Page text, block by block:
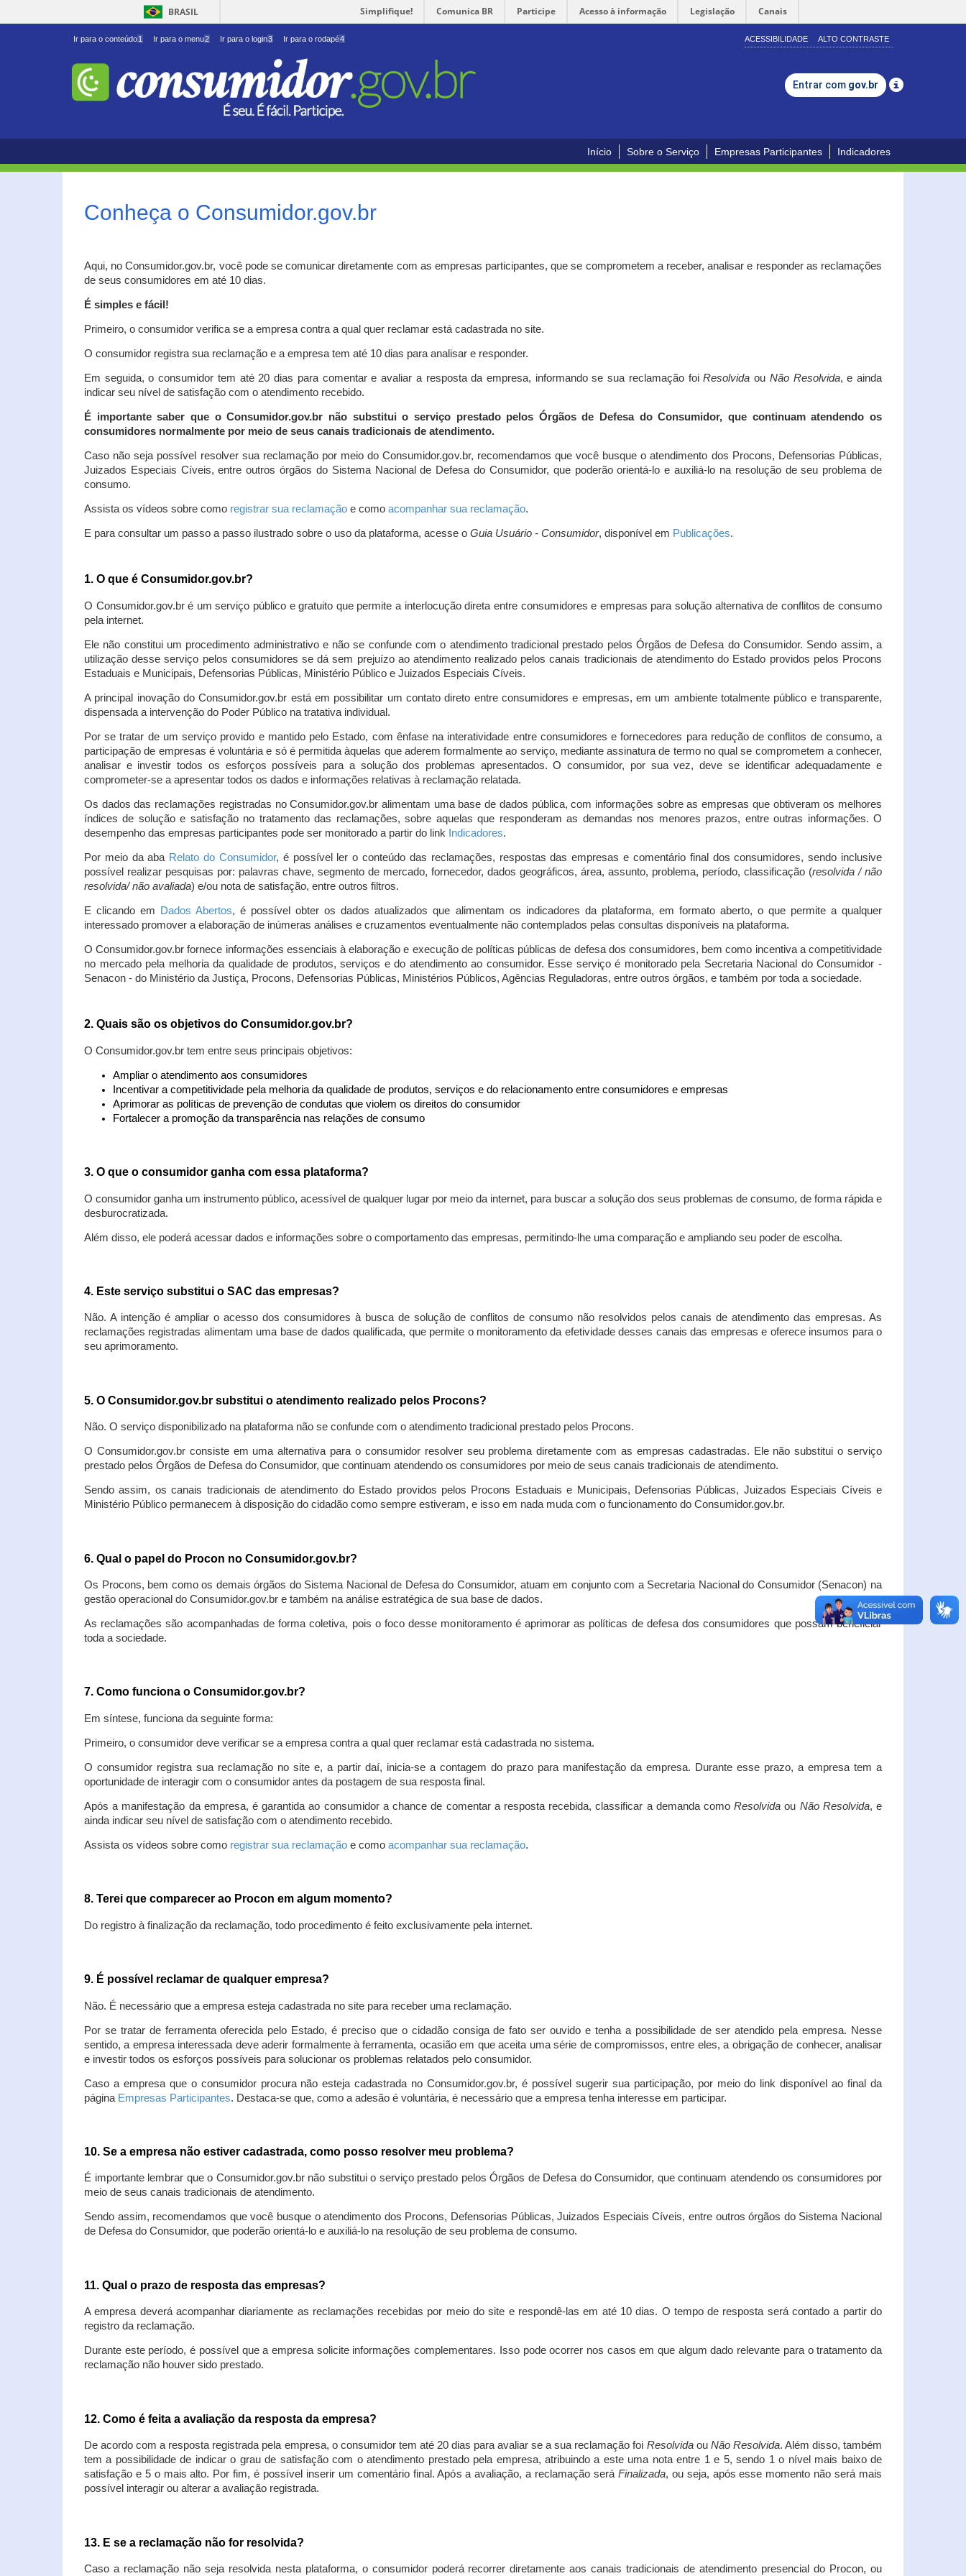
BRASIL Simplifique! Comunica BR Participe Acesso à informação Legislação Canais
Ir para o conteúdo1 Ir para o menu2 Ir para o login3 Ir para o rodapé4 ACESSIBILIDADE ALTO CONTRASTE
Entrar com gov.br
Início Sobre o Serviço Empresas Participantes Indicadores
Conheça o Consumidor.gov.br
Aqui, no Consumidor.gov.br, você pode se comunicar diretamente com as empresas participantes, que se comprometem a receber, analisar e responder as reclamações
de seus consumidores em até 10 dias.
É simples e fácil!
Primeiro, o consumidor verifica se a empresa contra a qual quer reclamar está cadastrada no site.
O consumidor registra sua reclamação e a empresa tem até 10 dias para analisar e responder.
Em seguida, o consumidor tem até 20 dias para comentar e avaliar a resposta da empresa, informando se sua reclamação foiResolvida ou Não Resolvida, e ainda
indicar seu nível de satisfação com o atendimento recebido.
É importante saber que o Consumidor.gov.br não substitui o serviço prestado pelos Órgãos de Defesa do Consumidor, que continuam atendendo os
consumidores normalmente por meio de seus canais tradicionais de atendimento.
Caso não seja possível resolver sua reclamação por meio do Consumidor.gov.br, recomendamos que você busque o atendimento dos Procons, Defensorias Públicas,
Juizados Especiais Cíveis, entre outros órgãos do Sistema Nacional de Defesa do Consumidor, que poderão orientá-lo e auxiliá-lo na resolução de seu problema de
consumo.
Assista os vídeos sobre como registrar sua reclamação e como acompanhar sua reclamação.
E para consultar um passo a passo ilustrado sobre o uso da plataforma, acesse o Guia Usuário - Consumidor, disponível em Publicações.
1. O que é Consumidor.gov.br?
O Consumidor.gov.br é um serviço público e gratuito que permite a interlocução direta entre consumidores e empresas para solução alternativa de conflitos de consumo
pela internet.
Ele não constitui um procedimento administrativo e não se confunde com o atendimento tradicional prestado pelos Órgãos de Defesa do Consumidor. Sendo assim, a
utilização desse serviço pelos consumidores se dá sem prejuízo ao atendimento realizado pelos canais tradicionais de atendimento do Estado providos pelos Procons
Estaduais e Municipais, Defensorias Públicas, Ministério Público e Juizados Especiais Cíveis.
A principal inovação do Consumidor.gov.br está em possibilitar um contato direto entre consumidores e empresas, em um ambiente totalmente público e transparente,
dispensada a intervenção do Poder Público na tratativa individual.
Por se tratar de um serviço provido e mantido pelo Estado, com ênfase na interatividade entre consumidores e fornecedores para redução de conflitos de consumo, a
participação de empresas é voluntária e só é permitida àquelas que aderem formalmente ao serviço, mediante assinatura de termo no qual se comprometem a conhecer,
analisar e investir todos os esforços possíveis para a solução dos problemas apresentados. O consumidor, por sua vez, deve se identificar adequadamente e
comprometer-se a apresentar todos os dados e informações relativas à reclamação relatada.
Os dados das reclamações registradas no Consumidor.gov.br alimentam uma base de dados pública, com informações sobre as empresas que obtiveram os melhores
índices de solução e satisfação no tratamento das reclamações, sobre aquelas que responderam as demandas nos menores prazos, entre outras informações. O
desempenho das empresas participantes pode ser monitorado a partir do link
Indicadores.
Por meio da aba Relato do Consumidor, é possível ler o conteúdo das reclamações, respostas das empresas e comentário final dos consumidores, sendo inclusive
possível realizar pesquisas por: palavras chave, segmento de mercado, fornecedor, dados geográficos, área, assunto, problema, período, classificação (resolvida / não
resolvida/ não avaliada) e/ou nota de satisfação, entre outros filtros.
E clicando em Dados Abertos, é possível obter os dados atualizados que alimentam os indicadores da plataforma, em formato aberto, o que permite a qualquer
interessado promover a elaboração de inúmeras análises e cruzamentos eventualmente não contemplados pelas consultas disponíveis na plataforma.
O Consumidor.gov.br fornece informações essenciais à elaboração e execução de políticas públicas de defesa dos consumidores, bem como incentiva a competitividade
no mercado pela melhoria da qualidade de produtos, serviços e do atendimento ao consumidor. Esse serviço é monitorado pela Secretaria Nacional do Consumidor -
Senacon - do Ministério da Justiça, Procons, Defensorias Públicas, Ministérios Públicos, Agências Reguladoras, entre outros órgãos, e também por toda a sociedade.
2. Quais são os objetivos do Consumidor.gov.br?
O Consumidor.gov.br tem entre seus principais objetivos:
Ampliar o atendimento aos consumidores
Incentivar a competitividade pela melhoria da qualidade de produtos, serviços e do relacionamento entre consumidores e empresas
Aprimorar as políticas de prevenção de condutas que violem os direitos do consumidor
Fortalecer a promoção da transparência nas relações de consumo
3. O que o consumidor ganha com essa plataforma?
O consumidor ganha um instrumento público, acessível de qualquer lugar por meio da internet, para buscar a solução dos seus problemas de consumo, de forma rápida e
desburocratizada.
Além disso, ele poderá acessar dados e informações sobre o comportamento das empresas, permitindo-lhe uma comparação e ampliando seu poder de escolha.
4. Este serviço substitui o SAC das empresas?
Não. A intenção é ampliar o acesso dos consumidores à busca de solução de conflitos de consumo não resolvidos pelos canais de atendimento das empresas. As
reclamações registradas alimentam uma base de dados qualificada, que permite o monitoramento da efetividade desses canais das empresas e oferece insumos para o
seu aprimoramento.
5. O Consumidor.gov.br substitui o atendimento realizado pelos Procons?
Não. O serviço disponibilizado na plataforma não se confunde com o atendimento tradicional prestado pelos Procons.
O Consumidor.gov.br consiste em uma alternativa para o consumidor resolver seu problema diretamente com as empresas cadastradas. Ele não substitui o serviço
prestado pelos Órgãos de Defesa do Consumidor, que continuam atendendo os consumidores por meio de seus canais tradicionais de atendimento.
Sendo assim, os canais tradicionais de atendimento do Estado providos pelos Procons Estaduais e Municipais, Defensorias Públicas, Juizados Especiais Cíveis e
Ministério Público permanecem à disposição do cidadão como sempre estiveram, e isso em nada muda com o funcionamento do Consumidor.gov.br.
6. Qual o papel do Procon no Consumidor.gov.br?
Os Procons, bem como os demais órgãos do Sistema Nacional de Defesa do Consumidor, atuam em conjunto com a Secretaria Nacional do Consumidor (Senacon) na
gestão operacional do Consumidor.gov.br e também na análise estratégica de sua base de dados.
As reclamações são acompanhadas de forma coletiva, pois o foco desse monitoramento é aprimorar as políticas de defesa dos consumidores que possam beneficiar
toda a sociedade.
7. Como funciona o Consumidor.gov.br?
Em síntese, funciona da seguinte forma:
Primeiro, o consumidor deve verificar se a empresa contra a qual quer reclamar está cadastrada no sistema.
O consumidor registra sua reclamação no site e, a partir daí, inicia-se a contagem do prazo para manifestação da empresa. Durante esse prazo, a empresa tem a
oportunidade de interagir com o consumidor antes da postagem de sua resposta final.
Após a manifestação da empresa, é garantida ao consumidor a chance de comentar a resposta recebida, classificar a demanda comoResolvida ou Não Resolvida, e
ainda indicar seu nível de satisfação com o atendimento recebido.
Assista os vídeos sobre como registrar sua reclamação e como acompanhar sua reclamação.
8. Terei que comparecer ao Procon em algum momento?
Do registro à finalização da reclamação, todo procedimento é feito exclusivamente pela internet.
9. É possível reclamar de qualquer empresa?
Não. É necessário que a empresa esteja cadastrada no site para receber uma reclamação.
Por se tratar de ferramenta oferecida pelo Estado, é preciso que o cidadão consiga de fato ser ouvido e tenha a possibilidade de ser atendido pela empresa. Nesse
sentido, a empresa interessada deve aderir formalmente à ferramenta, ocasião em que aceita uma série de compromissos, entre eles, a obrigação de conhecer, analisar
e investir todos os esforços possíveis para solucionar os problemas relatados pelo consumidor.
Caso a empresa que o consumidor procura não esteja cadastrada no Consumidor.gov.br, é possível sugerir sua participação, por meio do link disponível ao final da
página Empresas Participantes. Destaca-se que, como a adesão é voluntária, é necessário que a empresa tenha interesse em participar.
10. Se a empresa não estiver cadastrada, como posso resolver meu problema?
É importante lembrar que o Consumidor.gov.br não substitui o serviço prestado pelos Órgãos de Defesa do Consumidor, que continuam atendendo os consumidores por
meio de seus canais tradicionais de atendimento.
Sendo assim, recomendamos que você busque o atendimento dos Procons, Defensorias Públicas, Juizados Especiais Cíveis, entre outros órgãos do Sistema Nacional
de Defesa do Consumidor, que poderão orientá-lo e auxiliá-lo na resolução de seu problema de consumo.
11. Qual o prazo de resposta das empresas?
A empresa deverá acompanhar diariamente as reclamações recebidas por meio do site e respondê-las em até 10 dias. O tempo de resposta será contado a partir do
registro da reclamação.
Durante este período, é possível que a empresa solicite informações complementares. Isso pode ocorrer nos casos em que algum dado relevante para o tratamento da
reclamação não houver sido prestado.
12. Como é feita a avaliação da resposta da empresa?
De acordo com a resposta registrada pela empresa, o consumidor tem até 20 dias para avaliar se a sua reclamação foi Resolvidaou Não Resolvida. Além disso, também
tem a possibilidade de indicar o grau de satisfação com o atendimento prestado pela empresa, atribuindo a este uma nota entre 1 e 5, sendo 1 o nível mais baixo de
satisfação e 5 o mais alto. Por fim, é possível inserir um comentário final. Após a avaliação, a reclamação será Finalizada, ou seja, após esse momento não será mais
possível interagir ou alterar a avaliação registrada.
13. E se a reclamação não for resolvida?
Caso a reclamação não seja resolvida nesta plataforma, o consumidor poderá recorrer diretamente aos canais tradicionais de atendimento presencial do Procon, ou